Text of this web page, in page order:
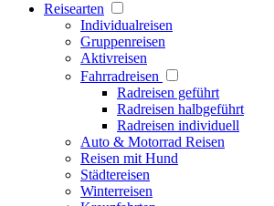
Reisearten
Individualreisen
Gruppenreisen
Aktivreisen
Fahrradreisen
Radreisen geführt
Radreisen halbgeführt
Radreisen individuell
Auto & Motorrad Reisen
Reisen mit Hund
Städtereisen
Winterreisen